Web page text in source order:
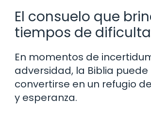
El consuelo que
tiempos de
En momentos de
adversidad, la Biblia puede
convertirse en un refugio
y esperanza.